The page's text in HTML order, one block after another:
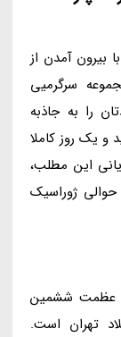
آمدن از
سرگرمیی
را به جاذبه
و یک روز کاملا
این مطلب،
ژوراسیک
و عظمت ششمین
تهران است.